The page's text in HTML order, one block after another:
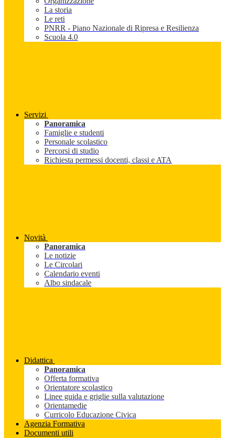
La storia
Le reti
PNRR - Piano Nazionale di Ripresa e Resilienza
Scuola 4.0
Servizi
Panoramica
Famiglie e studenti
Personale scolastico
Percorsi di studio
Richiesta permessi docenti, classi e ATA
Novità
Panoramica
Le notizie
Le Circolari
Calendario eventi
Albo sindacale
Didattica
Panoramica
Offerta formativa
Orientatore scolastico
Linee guida e griglie sulla valutazione
Orientamedie
Curricolo Educazione Civica
Agenzia Formativa
Documenti utili